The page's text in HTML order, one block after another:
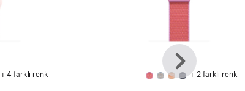
+ 4 farklı renk + 2 farklı renk
Önceki
Sonraki